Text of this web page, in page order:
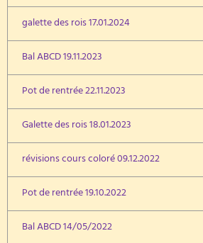
galette des rois 17.01.2024
Bal ABCD 19.11.2023
Pot de rentrée 22.11.2023
Galette des rois 18.01.2023
révisions cours coloré 09.12.2022
Pot de rentrée 19.10.2022
Bal ABCD 14/05/2022